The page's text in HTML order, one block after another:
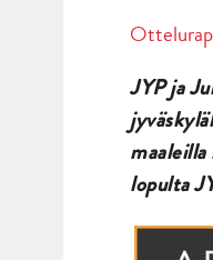
JYP ja
lopulta